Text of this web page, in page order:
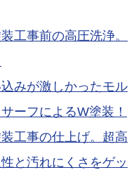
工事前の高圧洗浄。
みが激しかったモル
ーフによるW塗装！
工事の仕上げ。超高
と汚れにくさをゲッ